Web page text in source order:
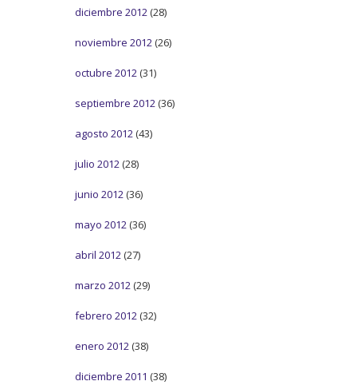
diciembre 2012 (28)
noviembre 2012 (26)
octubre 2012 (31)
septiembre 2012 (36)
agosto 2012 (43)
julio 2012 (28)
junio 2012 (36)
mayo 2012 (36)
abril 2012 (27)
marzo 2012 (29)
febrero 2012 (32)
enero 2012 (38)
diciembre 2011 (38)